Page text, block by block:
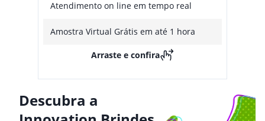
Atendimento on line em tempo real
Amostra Virtual Grátis em até 1 hora
Arraste e confira
Descubra a